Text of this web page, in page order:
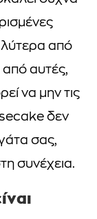
από
από αυτές,
να μην τις
δεν
σας,
συνέχεια.